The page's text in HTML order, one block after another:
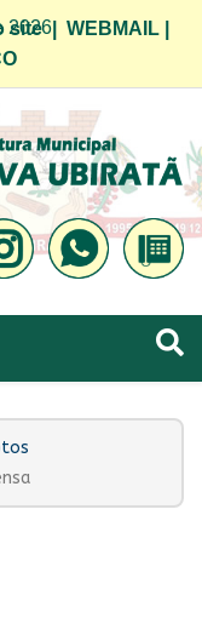
2026
site| WEBMAIL